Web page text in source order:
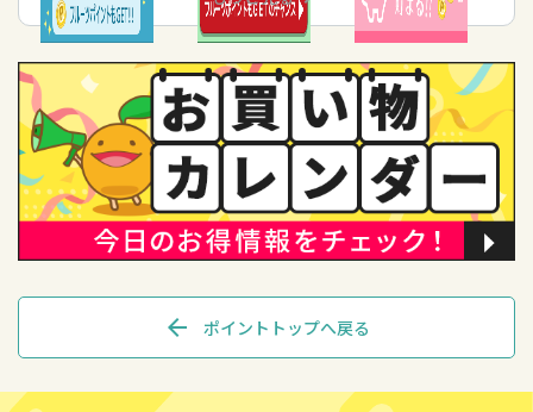
arrow_back ポイントトップへ戻る